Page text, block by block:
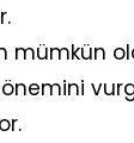
mümkün
önemini